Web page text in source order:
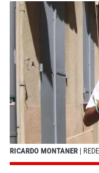
RICARDO MONTANER |